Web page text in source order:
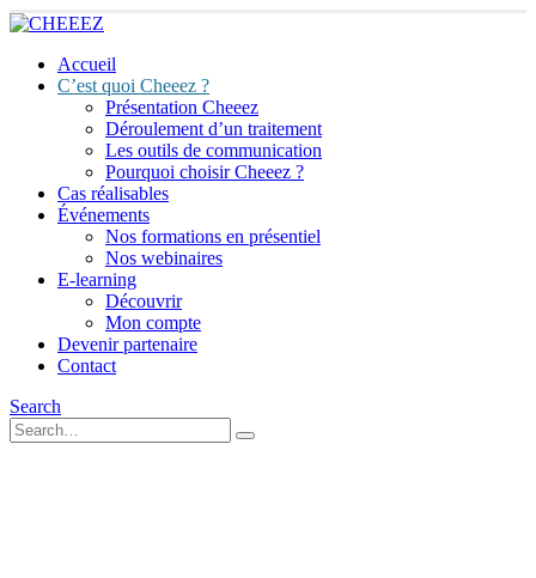
Accueil
C’est quoi Cheeez ?
Présentation Cheeez
Déroulement d’un traitement
Les outils de communication
Pourquoi choisir Cheeez ?
Cas réalisables
Événements
Nos formations en présentiel
Nos webinaires
E-learning
Découvrir
Mon compte
Devenir partenaire
Contact
Search